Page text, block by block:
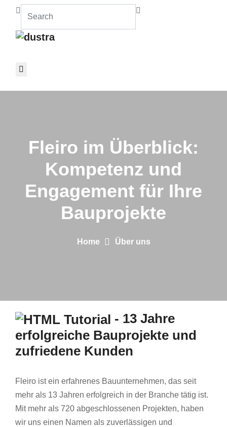
Fleiro im Überblick:
Kompetenz und
Engagement für Ihre
Bauprojekte
Home Über uns
- 13 Jahre
erfolgreiche Bauprojekte und
zufriedene Kunden
Fleiro ist ein erfahrenes Bauunternehmen, das seit
mehr als 13 Jahren erfolgreich in der Branche tätig ist.
Mit mehr als 720 abgeschlossenen Projekten, haben
wir uns einen Namen als zuverlässigen und